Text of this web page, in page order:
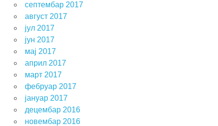
септембар 2017
август 2017
јул 2017
јун 2017
мај 2017
април 2017
март 2017
фебруар 2017
јануар 2017
децембар 2016
новембар 2016